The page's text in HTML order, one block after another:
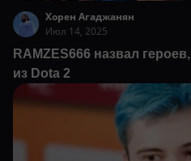
Хорен Агаджанян
Июл 14, 2025
RAMZES666 назвал
из Dota 2